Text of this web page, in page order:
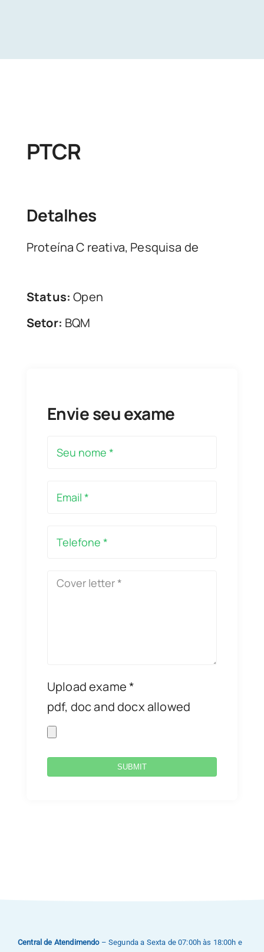
PTCR
Detalhes
Proteína C reativa, Pesquisa de
Status: Open
Setor: BQM
Envie seu exame
Upload exame *
pdf, doc and docx allowed
SUBMIT
Central de Atendimendo– Segunda a Sexta de 07:00h às 18:00h e